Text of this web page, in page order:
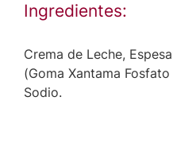
Ingredientes:
Crema de Leche,
(Goma Xantama
Sodio.